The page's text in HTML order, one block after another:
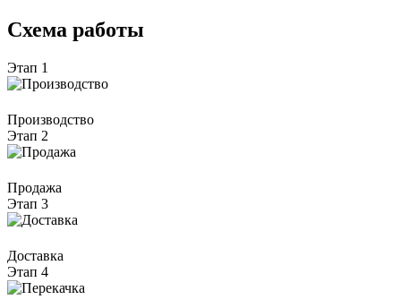
Схема работы
Этап 1
Производство
Этап 2
Продажа
Этап 3
Доставка
Этап 4